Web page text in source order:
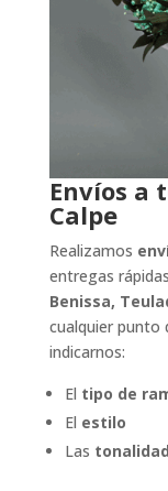
Envíos a
Calpe
Realizamos
entregas
Benissa,
cualquier punto
indicarnos:
El tipo de
El estilo
Las